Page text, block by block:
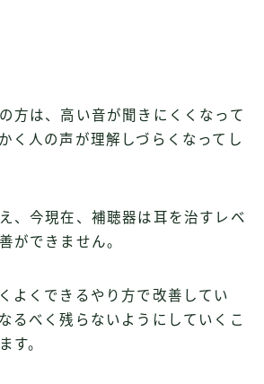
方は、高い音が聞きにくくなって
く人の声が理解しづらくなってし
、今現在、補聴器は耳を治すレベ
ができません。
よくできるやり方で改善してい
るべく残らないようにしていくこ
す。